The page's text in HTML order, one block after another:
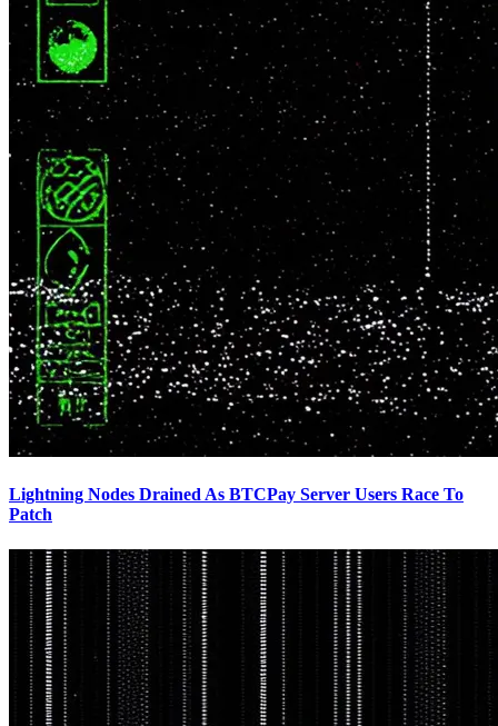
Lightning Nodes Drained As BTCPay Server Users Race To
Patch